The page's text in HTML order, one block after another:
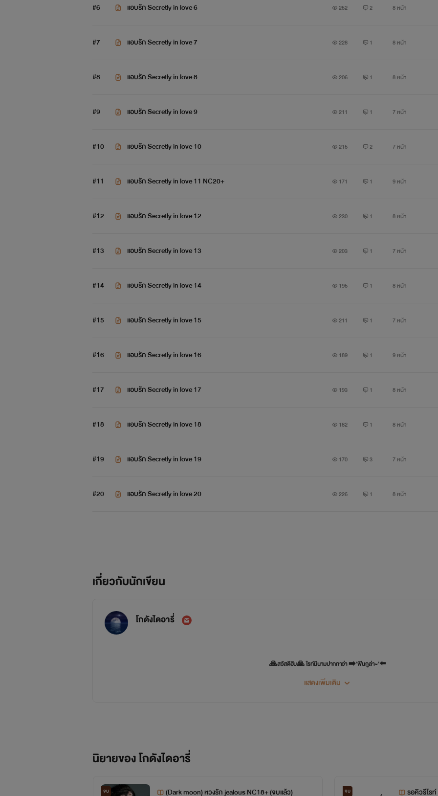
"ผู้หญิงคนไหนที่ฉันถูกใจ...ผู้หญิงคนนั้นก็มักจะได้รับสิทธิพิเศษจากฉันเสมอ..."
-ขออนุญาติเจ้าของภาพด้วยนะคะ
#6 แอบรัก Secretly in love 6 252 2 8 หน้า
#7 แอบรัก Secretly in love 7 228 1 8 หน้า
#8 แอบรัก Secretly in love 8 206 1 8 หน้า
#9 แอบรัก Secretly in love 9 211 1 7 หน้า
#10 แอบรัก Secretly in love 10 215 2 7 หน้า
#11 แอบรัก Secretly in love 11 NC20+ 171 1 9 หน้า
#12 แอบรัก Secretly in love 12 230 1 8 หน้า
#13 แอบรัก Secretly in love 13 203 1 7 หน้า
#14 แอบรัก Secretly in love 14 195 1 8 หน้า
#15 แอบรัก Secretly in love 15 211 1 7 หน้า
#16 แอบรัก Secretly in love 16 189 1 9 หน้า
#17 แอบรัก Secretly in love 17 193 1 8 หน้า
#18 แอบรัก Secretly in love 18 182 1 8 หน้า
#19 แอบรัก Secretly in love 19 170 3 7 หน้า
#20 แอบรัก Secretly in love 20 226 1 8 หน้า
เกี่ยวกับนักเขียน
โกดังไดอารี่
🙏สวัสดีฮับ🙏 ไรท์มีนามปากกาว่า ➡️'ฟินกูล่า~'⬅️
⬇️
แสดงเพิ่มเติม
นิยายของ โกดังไดอารี่
จบ (Dark moon) หวงรัก jealous NC18+ (จบแล้ว) จบ รอคิวรีไร